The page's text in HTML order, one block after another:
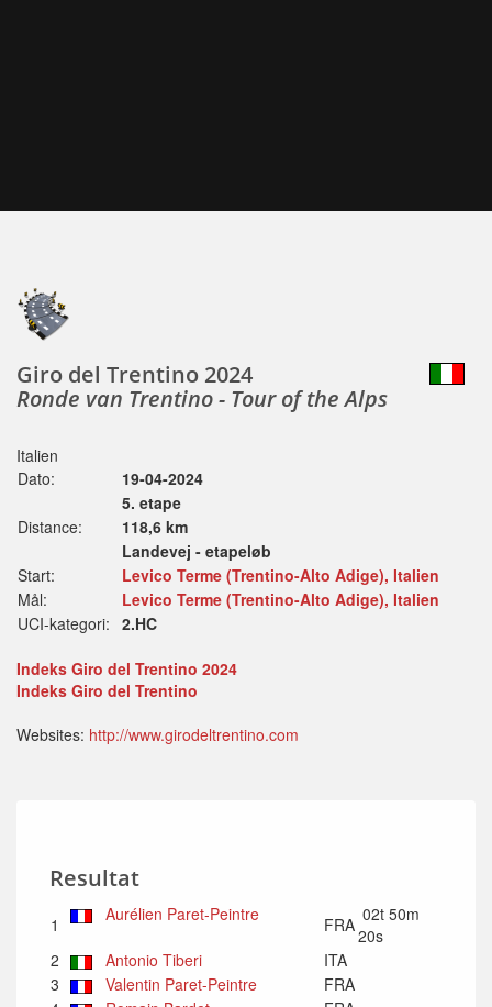
Giro del Trentino 2024
Ronde van Trentino - Tour of the Alps
Italien
Dato:
19-04-2024
5. etape
Distance:
118,6 km
Landevej - etapeløb
Start:
Levico Terme (Trentino-Alto Adige), Italien
Mål:
Levico Terme (Trentino-Alto Adige), Italien
UCI-kategori: 2.HC
Indeks Giro del Trentino 2024
Indeks Giro del Trentino
Websites: http://www.girodeltrentino.com
Resultat
1 Aurélien Paret-Peintre FRA 02t 50m
20s
2
Antonio Tiberi
ITA
3
Valentin Paret-Peintre
FRA